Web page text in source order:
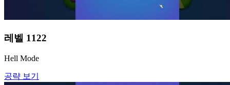
레벨 1122
Hell Mode
공략 보기